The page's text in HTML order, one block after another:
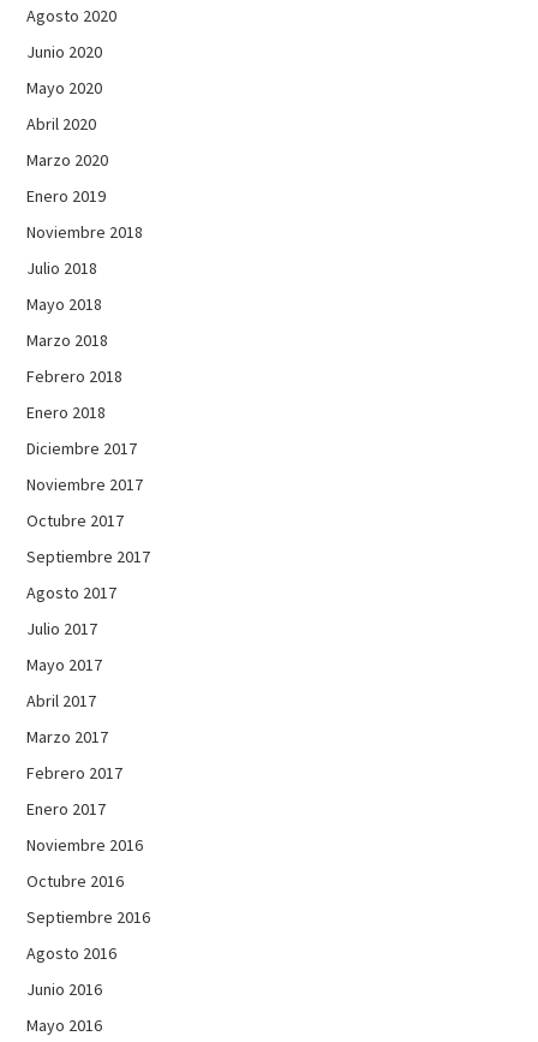
Agosto 2020
Junio 2020
Mayo 2020
Abril 2020
Marzo 2020
Enero 2019
Noviembre 2018
Julio 2018
Mayo 2018
Marzo 2018
Febrero 2018
Enero 2018
Diciembre 2017
Noviembre 2017
Octubre 2017
Septiembre 2017
Agosto 2017
Julio 2017
Mayo 2017
Abril 2017
Marzo 2017
Febrero 2017
Enero 2017
Noviembre 2016
Octubre 2016
Septiembre 2016
Agosto 2016
Junio 2016
Mayo 2016